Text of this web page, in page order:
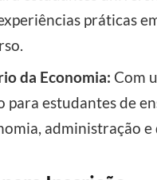
práticas
da Economia: Com
para estudantes de
administração